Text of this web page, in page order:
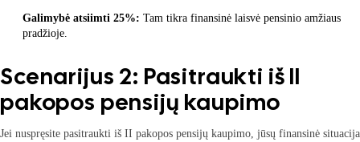
Galimybė atsiimti 25%: Tam tikra finansinė laisvė pensinio amžiaus
pradžioje.
Scenarijus 2: Pasitraukti iš II
pakopos pensijų kaupimo
Jei nuspręsite pasitraukti iš II pakopos pensijų kaupimo, jūsų finansinė situacija